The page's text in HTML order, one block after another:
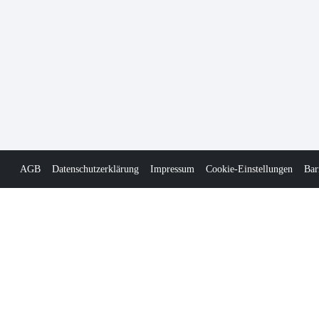
AGB Datenschutzerklärung Impressum Cookie-Einstellungen